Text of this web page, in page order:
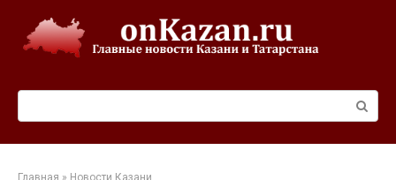
контенту